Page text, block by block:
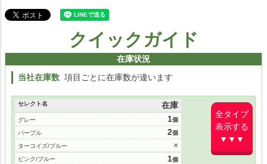
クイックガイド
在庫状況
当社在庫数 項目ごとに在庫数が違います
全タイプ
表示する
▼▼▼
セレクト名 在庫
グレー 1
パープル 2
ターコイズ/ブルー ×
ピンク/ブルー 1